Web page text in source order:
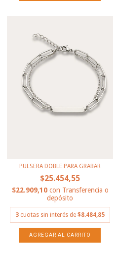
PULSERA DOBLE PARA GRABAR
$25.454,55
$22.909,10 con Transferencia o
depósito
3 cuotas sin interés de$8.484,85